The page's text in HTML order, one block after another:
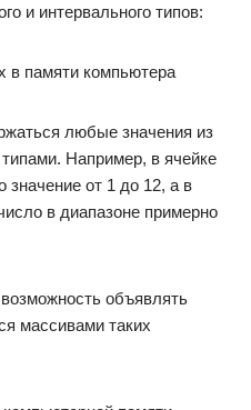
и интервального типов:
любые значения из
Например, в ячейке
от 1 до 12, а в
в диапазоне примерно
объявлять
массивами таких